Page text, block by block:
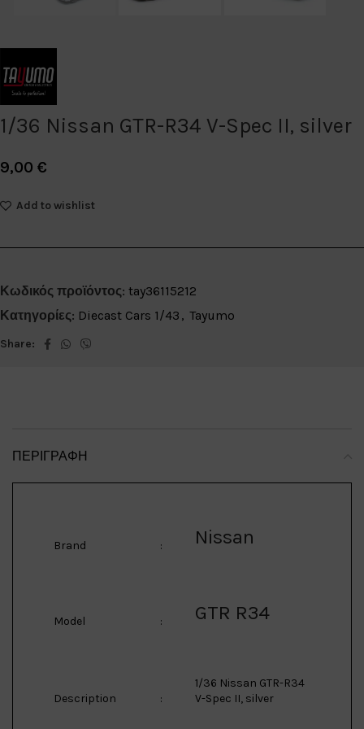
1/36 Nissan GTR-R34 V-Spec II, silver
9,00 €
Add to wishlist
Κωδικός προϊόντος: tay36115212
Κατηγορίες: Diecast Cars 1/43 , Tayumo
Share:
ΠΕΡΙΓΡΑΦΉ
Brand : Nissan
Model : GTR R34
Description :
1/36 Nissan GTR-R34
V-Spec II, silver